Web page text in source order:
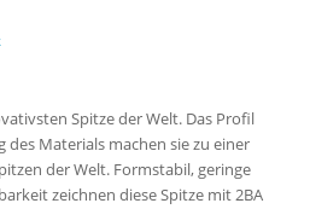
Spitze der Welt. Das Profil
Materials machen sie zu einer
der Welt. Formstabil, geringe
zeichnen diese Spitze mit 2BA